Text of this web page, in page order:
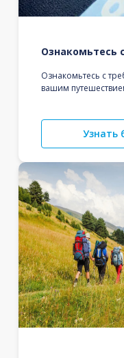
Ознакомьтесь
Ознакомьтесь с
вашим
Узнать